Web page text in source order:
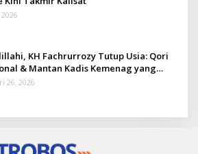
KH Fachrurrozy Tutup Usia: Qori
& Mantan Kadis Kemenag yang
Teladan
26, 2026